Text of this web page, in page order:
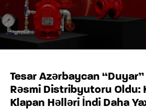
Tesar Azərbaycan
Rəsmi Distribyutoru
Klapan Həlləri İndi Daha